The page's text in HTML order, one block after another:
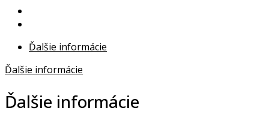
Ďalšie informácie
Ďalšie informácie
Ďalšie informácie